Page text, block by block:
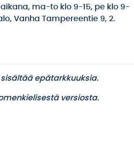
ma-to klo 9-15, pe klo 9-
Vanha Tampereentie 9, 2.
epätarkkuuksia.
versiosta.